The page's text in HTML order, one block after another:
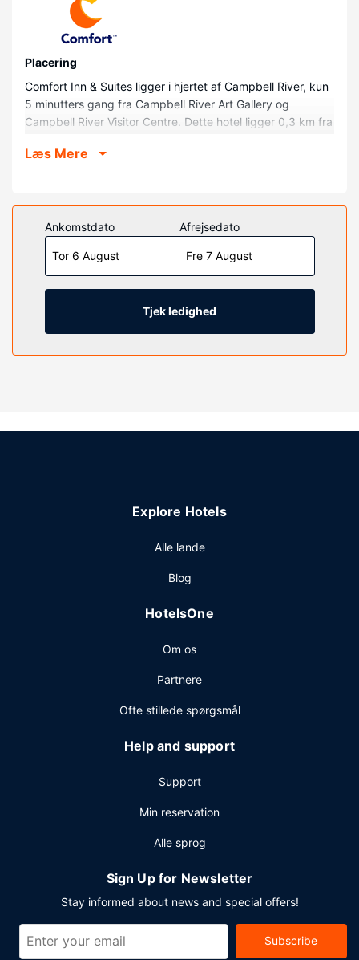
Placering
Comfort Inn & Suites ligger i hjertet af Campbell River, kun
5 minutters gang fra Campbell River Art Gallery og
Campbell River Visitor Centre. Dette hotel ligger 0,3 km fra
Aquarium.
Føl dig hjemme i et af de 61 værelser, der indeholder
køleskab og fladskærms-tv. Med gratis internetforbindelse
via kabel kan du altid komme på nettet. Værelset har et
privat badeværelse med en kombination af
bruser/badekar samt gratis toiletartikler og hårtørrer.
Faciliteter inkluderer skriveborde og mikrobølgeovne, og
rengøring udføres dagligt.
Ejendomsfacilitet
Gå ikke glip af de mange rekreative tilbud, inklusive en
Gæsterne har blandt andet adgang til gratis
forretningscenter og gratis aviser i lobbyen. Dette hotel
selvstændig parkering er til rådighed på stedet.
Læs Mere
Ankomstdato
Tor 6 August
Afrejsedato
Fre 7 August
Tjek ledighed
Explore Hotels
Alle lande
Blog
HotelsOne
Om os
Partnere
Ofte stillede spørgsmål
Help and support
Support
Min reservation
Alle sprog
Sign Up for Newsletter
Stay informed about news and special offers!
Subscribe